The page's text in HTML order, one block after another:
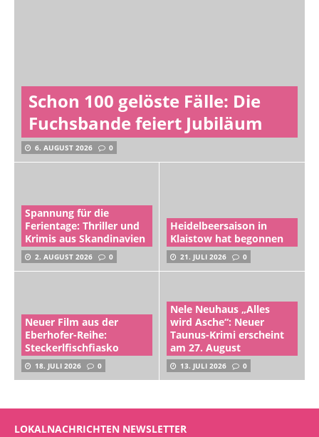
Schon 100 gelöste Fälle: Die
Fuchsbande feiert Jubiläum
6. AUGUST 2026 0
Spannung für die
Ferientage: Thriller und
Krimis aus Skandinavien
2. AUGUST 2026 0
Heidelbeersaison in
Klaistow hat begonnen
21. JULI 2026 0
Neuer Film aus der
Eberhofer-Reihe:
Steckerlfischfiasko
18. JULI 2026 0
Nele Neuhaus „Alles
wird Asche“: Neuer
Taunus-Krimi erscheint
am 27. August
13. JULI 2026 0
LOKALNACHRICHTEN NEWSLETTER